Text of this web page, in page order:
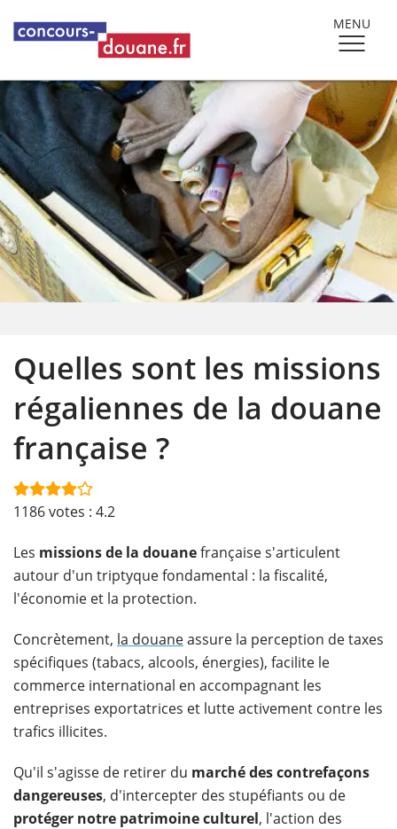
MENU
Quelles sont les missions
régaliennes de la douane
française ?
1186votes : 4.2
Les missions de la douanefrançaise s'articulent
autour d'un triptyque fondamental : la fiscalité,
l'économie et la protection.
Concrètement, la douaneassure la perception de taxes
spécifiques (tabacs, alcools, énergies), facilite le
commerce international en accompagnant les
entreprises exportatrices et lutte activement contre les
trafics illicites.
Qu'il s'agisse de retirer du marché des contrefaçons
dangereuses, d'intercepter des stupéfiants ou de
protéger notre patrimoine culturel, l'action des